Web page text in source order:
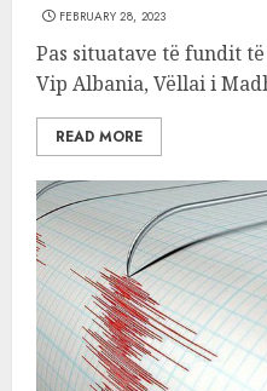
FEBRUARY 28, 2023
Pas situatave të fundit
Vip Albania, Vëllai i
READ MORE